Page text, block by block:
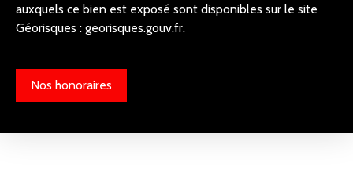
auxquels ce bien est exposé sont disponibles sur le site
Géorisques : georisques.gouv.fr.
Nos honoraires